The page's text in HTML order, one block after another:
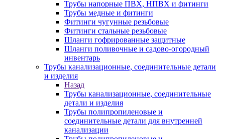
Трубы напорные ПВХ, НПВХ и фитинги
Трубы медные и фитинги
Фитинги чугунные резьбовые
Фитинги стальные резьбовые
Шланги гофрированные защитные
Шланги поливочные и садово-огородный
инвентарь
Трубы канализационные, соединительные детали
и изделия
Назад
Трубы канализационные, соединительные
детали и изделия
Трубы полипропиленовые и
соединительные детали для внутренней
канализации